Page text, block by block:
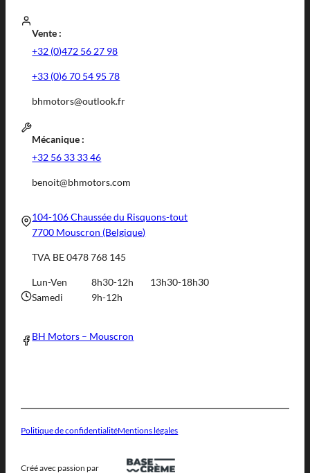
Vente :
+32 (0)472 56 27 98
+33 (0)6 70 54 95 78
bhmotors@outlook.fr
Mécanique :
+32 56 33 33 46
benoit@bhmotors.com
104-106 Chaussée du Risquons-tout
7700 Mouscron (Belgique)
TVA BE 0478 768 145
Lun-Ven 8h30-12h
13h30-18h30
Samedi
9h-12h
BH Motors – Mouscron
Politique de confidentialitéMentions légales
Créé avec passion par